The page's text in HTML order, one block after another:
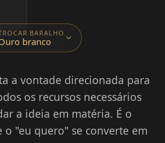
BARALHO
branco
a vontade direcionada para
os recursos necessários
a ideia em matéria. É o
"eu quero" se converte em